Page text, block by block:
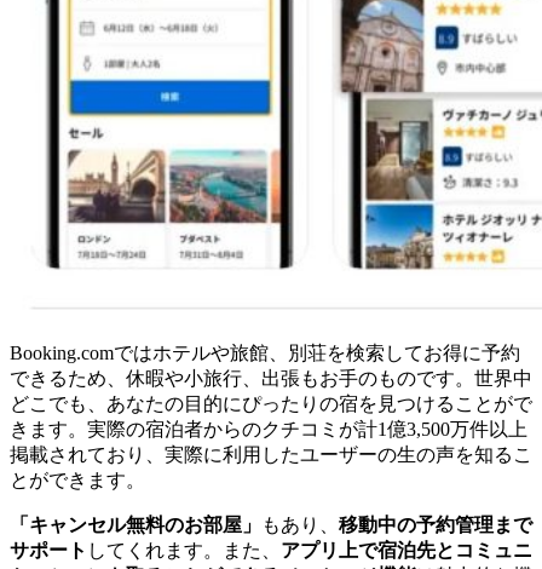
Booking.comではホテルや旅館、別荘を検索してお得に予約
できるため、休暇や小旅行、出張もお手のものです。世界中
どこでも、あなたの目的にぴったりの宿を見つけることがで
きます。実際の宿泊者からのクチコミが計1億3,500万件以上
掲載されており、実際に利用したユーザーの生の声を知るこ
とができます。
「キャンセル無料のお部屋」 もあり、 移動中の予約管理まで
サポート してくれます。また、 アプリ上で宿泊先とコミュニ